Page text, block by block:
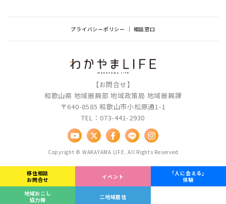
移住相談
お問合せ
イベント
「人に会える」
体験
地域おこし
協力隊
二地域居住
プライバシーポリシー 相談窓口
【お問合せ】
和歌山県 地域振興部 地域政策局 地域振興課
〒640-8585 和歌山市小松原通1-1
TEL：073-441-2930
Copyright © WAKAYAMA LIFE. All Rights Reserved